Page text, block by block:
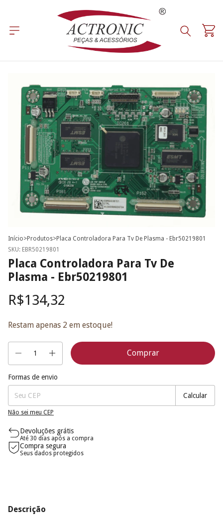
Início>Produtos>Placa Controladora Para Tv De Plasma - Ebr50219801
SKU: EBR50219801
Placa Controladora Para Tv De
Plasma - Ebr50219801
R$134,32
Restam apenas 2 em estoque!
Entregas para o CEP:
Formas de envio
Calcular
Não sei meu CEP
Devoluções grátis
Até 30 dias após a compra
Compra segura
Seus dados protegidos
Descrição